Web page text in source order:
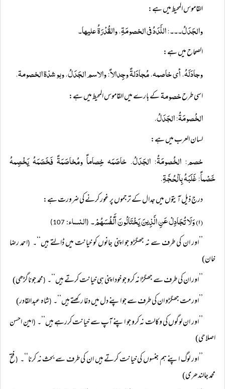
القاموس المحیط میں ہے:
والجَدَلُ۔۔۔: اللَّدَدُ فی الخصومَۃِ، والقُدْرَۃُ علیہا۔
الصحاح میں ہے:
وجادَلَہُ، أی خاصمہ، مُجادَلۃً وجِدالاً: والاسم الجَدَلُ، وہو شدّۃ الخصومۃ.
اسی طرحخصومۃکے بارے میں القاموس المحیط میں ہے:
الخُصومَۃُ: الجَدَلُ.
لسان العرب میں ہے:
خصم: الخُصومَۃُ: الجَدَلُ. خاصَمَہ خِصاماً ومُخاصَمَۃً فَخَصَمَہُ یَخْصِمہُ
خَصْماً: غَلَبَہُ بِالْحُجَّۃِ.
درج ذیل آیتوں میں جدال کے ترجموں پر غور کرنے کی ضرورت ہے:
(۱) وَلَا تُجَادِلْ عَنِ الَّذِینَ یَخْتَانُونَ أَنْفُسَہُمْ۔ (النساء: 107)
’’اور ان کی طرف سے نہ جھگڑو جو اپنی جانوں کو خیانت میں ڈالتے ہیں‘‘۔ (احمد رضا
خان)
’’اور ان کی طرف سے جھگڑا نہ کرو جو خود اپنی ہی خیانت کرتے ہیں‘‘۔ (محمد جوناگڑھی)
’’اور مت جھگڑو ان کی طرف سے جو اپنے دل میں دغا رکھتے ہیں‘‘۔ (شاہ عبدالقادر)
’’اور ان لوگوں کی وکالت نہ کرو جو اپنے آپ سے خیانت کررہے ہیں‘‘۔ (امین احسن
اصلاحی)
’’اور لوگ اپنے ہم جنسوں کی خیانت کرتے ہیں ان کی طرف سے بحث نہ کرنا‘‘۔ (فتح
محمد جالندھری)